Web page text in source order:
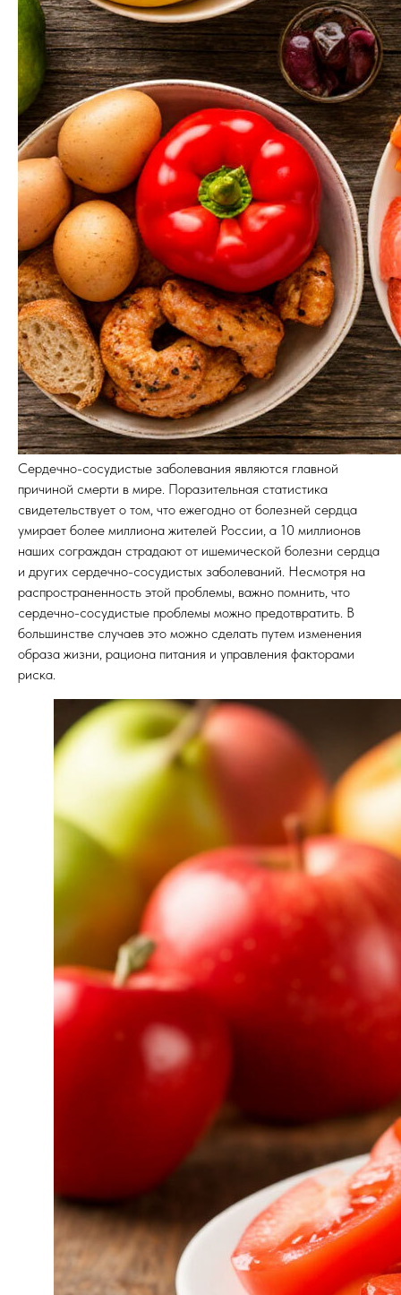
Сердечно-сосудистые заболевания являются главной
причиной смерти в мире. Поразительная статистика
свидетельствует о том, что ежегодно от болезней сердца
умирает более миллиона жителей России, а 10 миллионов
наших сограждан страдают от ишемической болезни сердца
и других сердечно-сосудистых заболеваний. Несмотря на
распространенность этой проблемы, важно помнить, что
сердечно-сосудистые проблемы можно предотвратить. В
большинстве случаев это можно сделать путем изменения
образа жизни, рациона питания и управления факторами
риска.